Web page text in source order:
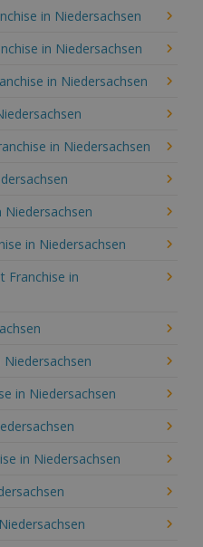
in Niedersachsen
in Niedersachsen
in Niedersachsen
in Niedersachsen
Niedersachsen
in Niedersachsen
Franchise in
in Niedersachsen
in Niedersachsen